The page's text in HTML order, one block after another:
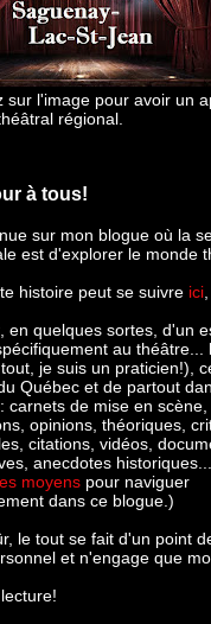
sur l'image pour avoir un
régional.
à tous!
sur mon blogue où la
est d'explorer le monde
histoire peut se suivre ici
en quelques sortes, d'un
au théâtre...
je suis un praticien!),
Québec et de partout
carnets de mise en scène,
opinions, théoriques,
citations, vidéos,
anecdotes
moyens pour naviguer
dans ce blogue.)
le tout se fait d'un point
et n'engage que